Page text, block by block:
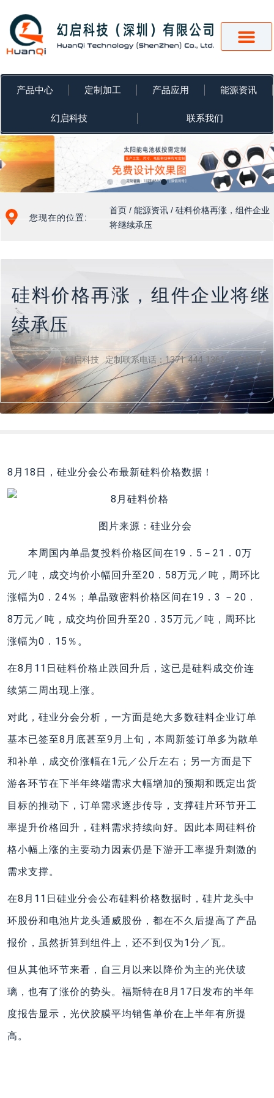
容
产品中心 定制加工 产品应用 能源资讯
幻启科技 联系我们
您现在的位置:
首页 /能源资讯 / 硅料价格再涨，组件企业
将继续承压
硅料价格再涨，组件企业将继
续承压
幻启科技 定制联系电话：1371 444 1361 （李经理）
8月18日，硅业分会公布最新硅料价格数据！
图片来源：硅业分会
本周国内单晶复投料价格区间在19．5－21．0万
元／吨，成交均价小幅回升至20．58万元／吨，周环比
涨幅为0．24％；单晶致密料价格区间在19．3 －20．
8万元／吨，成交均价回升至20．35万元／吨，周环比
涨幅为0．15％。
在8月11日硅料价格止跌回升后，这已是硅料成交价连
续第二周出现上涨。
对此，硅业分会分析，一方面是绝大多数硅料企业订单
基本已签至8月底甚至9月上旬，本周新签订单多为散单
和补单，成交价涨幅在1元／公斤左右；另一方面是下
游各环节在下半年终端需求大幅增加的预期和既定出货
目标的推动下，订单需求逐步传导，支撑硅片环节开工
率提升价格回升，硅料需求持续向好。因此本周硅料价
格小幅上涨的主要动力因素仍是下游开工率提升刺激的
需求支撑。
在8月11日硅业分会公布硅料价格数据时，硅片龙头中
环股份和电池片龙头通威股份，都在不久后提高了产品
报价，虽然折算到组件上，还不到仅为1分／瓦。
但从其他环节来看，自三月以来以降价为主的光伏玻
璃，也有了涨价的势头。福斯特在8月17日发布的半年
度报告显示，光伏胶膜平均销售单价在上半年有所提
高。